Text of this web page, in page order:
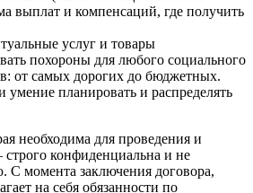
выплат и компенсаций, где получить
услуг и товары
похороны для любого социального
от самых дорогих до бюджетных.
умение планировать и распределять
необходима для проведения и
строго конфиденциальна и не
С момента заключения договора,
на себя обязанности по